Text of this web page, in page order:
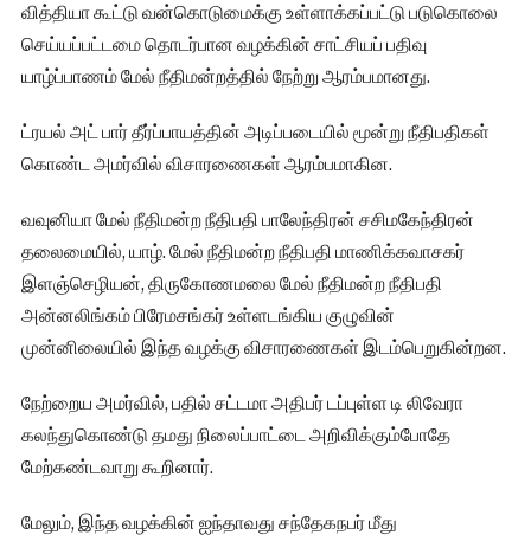
வித்தியா கூட்டு வன்கொடுமைக்கு உள்ளாக்கப்பட்டு படுகொலை
செய்யப்பட்டமை தொடர்பான வழக்கின் சாட்சியப் பதிவு
யாழ்ப்பாணம் மேல் நீதிமன்றத்தில் நேற்று ஆரம்பமானது.
ட்ரயல் அட் பார் தீர்ப்பாயத்தின் அடிப்படையில் மூன்று நீதிபதிகள்
கொண்ட அமர்வில் விசாரணைகள் ஆரம்பமாகின.
வவுனியா மேல் நீதிமன்ற நீதிபதி பாலேந்திரன் சசிமகேந்திரன்
தலைமையில், யாழ். மேல் நீதிமன்ற நீதிபதி மாணிக்கவாசகர்
இளஞ்செழியன், திருகோணமலை மேல் நீதிமன்ற நீதிபதி
அன்னலிங்கம் பிரேமசங்கர் உள்ளடங்கிய குழுவின்
முன்னிலையில் இந்த வழக்கு விசாரணைகள் இடம்பெறுகின்றன.
நேற்றைய அமர்வில், பதில் சட்டமா அதிபர் டப்புள்ள டி லிவேரா
கலந்துகொண்டு தமது நிலைப்பாட்டை அறிவிக்கும்போதே
மேற்கண்டவாறு கூறினார்.
மேலும், இந்த வழக்கின் ஐந்தாவது சந்தேகநபர் மீது